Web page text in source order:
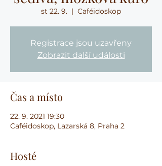
st 22. 9.
  |
Caféidoskop
Registrace jsou uzavřeny
Zobrazit další události
Čas a místo
22. 9. 2021 19:30
Caféidoskop, Lazarská 8, Praha 2
Hosté